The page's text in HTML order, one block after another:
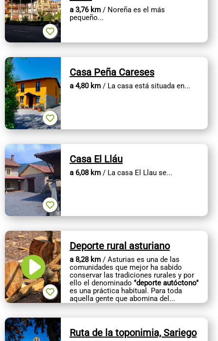
a 3,76 km / Noreña es el más
pequeño...
Casa Peña Careses
a 4,80 km / La casa está situada en...
Casa El Lláu
a 6,08 km / La casa El Llau se...
Deporte rural asturiano
a 8,28 km / Asturias es una de las
comunidades que mejor ha sabido
conservar las tradiciones rurales y por
ello el denominado "deporte autóctono"
es una práctica habitual. Para toda
aquella gente que abomina del...
Ruta de la toponimia, Sariego